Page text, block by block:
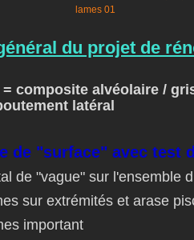
du projet de
composite alvéolaire /
latéral
de "surface" avec test
de "vague" sur l'ensemble
sur extrémités et arase
important